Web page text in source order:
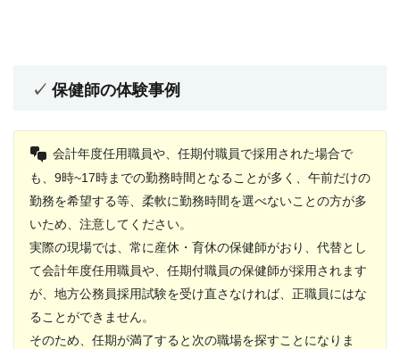
保健師の体験事例
会計年度任用職員や、任期付職員で採用された場合で
も、9時~17時までの勤務時間となることが多く、午前だけの
勤務を希望する等、柔軟に勤務時間を選べないことの方が多
いため、注意してください。
実際の現場では、常に産休・育休の保健師がおり、代替とし
て会計年度任用職員や、任期付職員の保健師が採用されます
が、地方公務員採用試験を受け直さなければ、正職員にはな
ることができません。
そのため、任期が満了すると次の職場を探すことになりま